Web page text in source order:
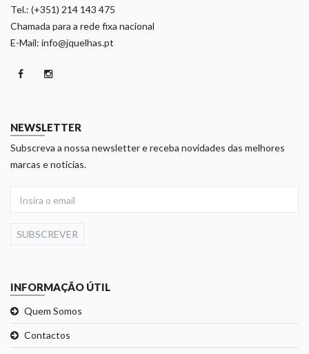
Tel.: (+351) 214 143 475
Chamada para a rede fixa nacional
E-Mail: info@jquelhas.pt
NEWSLETTER
Subscreva a nossa newsletter e receba novidades das melhores
marcas e noticias.
SUBSCREVER
INFORMAÇÃO ÚTIL
Quem Somos
Contactos